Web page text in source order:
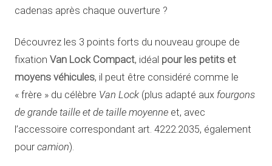
cadenas après chaque ouverture ?
Découvrez les 3 points forts du nouveau groupe de
fixation Van Lock Compact, idéal pour les petits et
moyens véhicules, il peut être considéré comme le
« frère » du célèbre Van Lock (plus adapté aux fourgons
de grande taille et de taille moyenne et, avec
l’accessoire correspondant art. 4222.2035, également
pour camion).